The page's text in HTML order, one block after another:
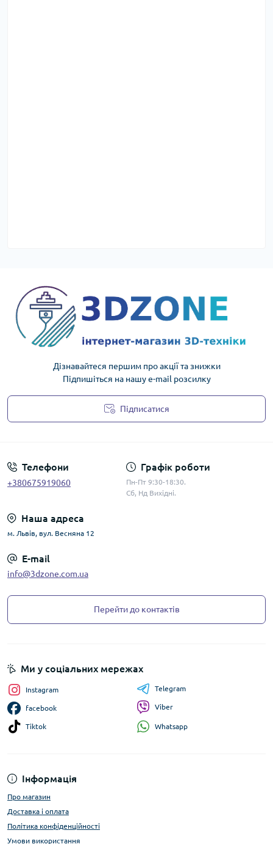
Дізнавайтеся першим про акції та знижки
Підпишіться на нашу e-mail розсилку
Підписатися
Телефони
+380675919060
Графік роботи
Пн-Пт 9:30-18:30.
Сб, Нд Вихідні.
Наша адреса
м. Львів, вул. Весняна 12
E-mail
info@3dzone.com.ua
Перейти до контактів
Інформація
Про магазин
Доставка і оплата
Політика конфіденційності
Умови використання
Ми у соціальних мережах
Instagram
facebook
Tiktok
Telegram
Viber
Whatsapp